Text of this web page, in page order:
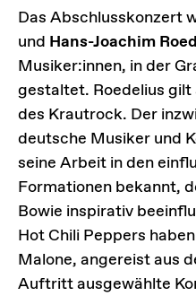
Das Abschlusskonzert
und Hans-Joachim
Musiker:innen, in der
gestaltet. Roedelius
des Krautrock. Der
deutsche Musiker und
seine Arbeit in den
Formationen bekannt,
Bowie inspirativ
Hot Chili Peppers
Malone, angereist aus
Auftritt ausgewählte